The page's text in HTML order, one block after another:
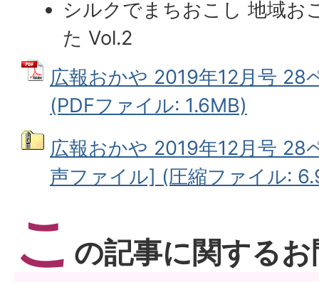
シルクでまちおこし 地域お
た Vol.2
広報おかや 2019年12月号 28
(PDFファイル: 1.6MB)
広報おかや 2019年12月号 28
声ファイル] (圧縮ファイル:
こ の記事に関する